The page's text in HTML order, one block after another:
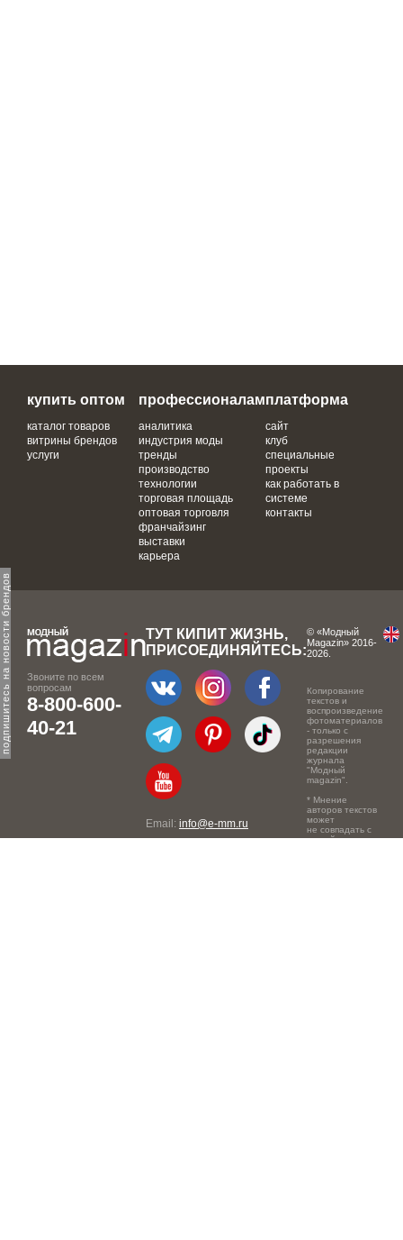
подпишитесь на новости брендов
купить оптом
каталог товаров
витрины брендов
услуги
профессионалам
аналитика
индустрия моды
тренды
производство
технологии
торговая площадь
оптовая торговля
франчайзинг
выставки
карьера
платформа
сайт
клуб
специальные
проекты
как работать в
системе
контакты
Звоните по всем
вопросам
8-800-600-
40-21
ТУТ КИПИТ ЖИЗНЬ,
ПРИСОЕДИНЯЙТЕСЬ:
Email: info@e-mm.ru
© «Модный
Magazin» 2016-
2026.
Копирование
текстов и
воспроизведение
фотоматериалов
- только с
разрешения
редакции
журнала
"Модный
magazin".
* Мнение
авторов текстов
может
не совпадать с
точкой зрения